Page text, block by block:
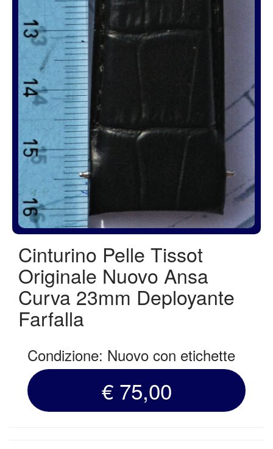
Cinturino Pelle Tissot
Originale Nuovo Ansa
Curva 23mm Deployante
Farfalla
Condizione: Nuovo con etichette
€ 75,00